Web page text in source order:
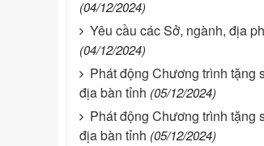
(04/12/2024)
Yêu cầu các Sở, ngành, địa
(04/12/2024)
Phát động Chương trình tặng
địa bàn tỉnh (05/12/2024)
Phát động Chương trình tặng
địa bàn tỉnh (05/12/2024)